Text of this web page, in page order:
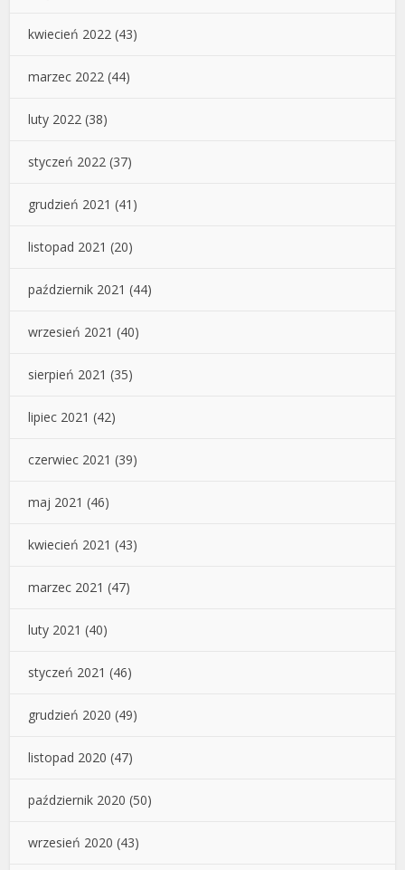
kwiecień 2022 (43)
marzec 2022 (44)
luty 2022 (38)
styczeń 2022 (37)
grudzień 2021 (41)
listopad 2021 (20)
październik 2021 (44)
wrzesień 2021 (40)
sierpień 2021 (35)
lipiec 2021 (42)
czerwiec 2021 (39)
maj 2021 (46)
kwiecień 2021 (43)
marzec 2021 (47)
luty 2021 (40)
styczeń 2021 (46)
grudzień 2020 (49)
listopad 2020 (47)
październik 2020 (50)
wrzesień 2020 (43)